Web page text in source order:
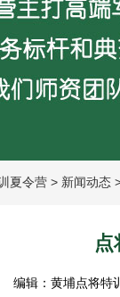
夏令营 > 新闻动态
编辑：黄埔点将特